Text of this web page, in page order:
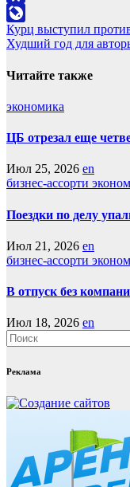
Odnoklassniki
LiveJournal
Навигация
по
записям
Курц выступил
Худший год для
Читайте также
экономика
ЦБ отрезал еще
Июл 25, 2026 en
бизнес-ассорти
Поездки по делу
Июл 21, 2026 en
бизнес-ассорти
В отпуск без
Июл 18, 2026 en
Реклама